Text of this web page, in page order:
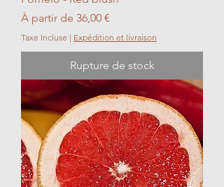
À partir de 36,00 €
Prix promotionnel
Taxe Incluse | Expédition et livraison
Rupture de stock